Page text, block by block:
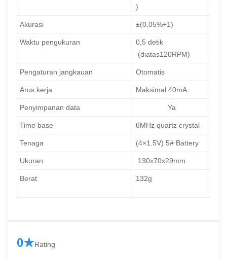
)
Akurasi ±(0,05%+1)
Waktu pengukuran 0,5 detik
(diatas120RPM)
Pengaturan jangkauan Otomatis
Arus kerja Maksimal.40mA
Penyimpanan data Ya
Time base 6MHz quartz crystal
Tenaga (4×1.5V) 5# Battery
Ukuran 130x70x29mm
Berat 132g
0★Rating